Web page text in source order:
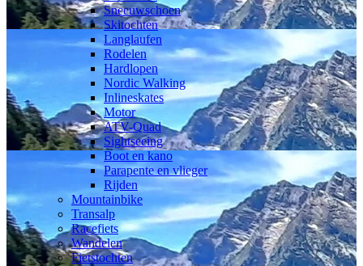
Sneeuwschoen
Skitochten
Langlaufen
Rodelen
Hardlopen
Nordic Walking
Inlineskates
Motor
ATV-Quad
Sightseeing
Boot en kano
Parapente en vlieger
Rijden
Mountainbike
Transalp
Racefiets
Wandelen
Fietstochten